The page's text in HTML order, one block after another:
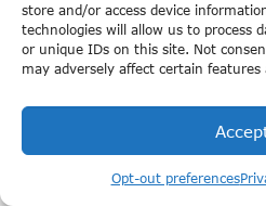
store and/or access device
technologies will allow us to process
or unique IDs on this site. Not
may adversely affect certain features
Opt-out preferences
Zaanse
Le village de moulins de
incontournable ! Ce village
visité gratuitement. L’entrée
tu peux profiter du village